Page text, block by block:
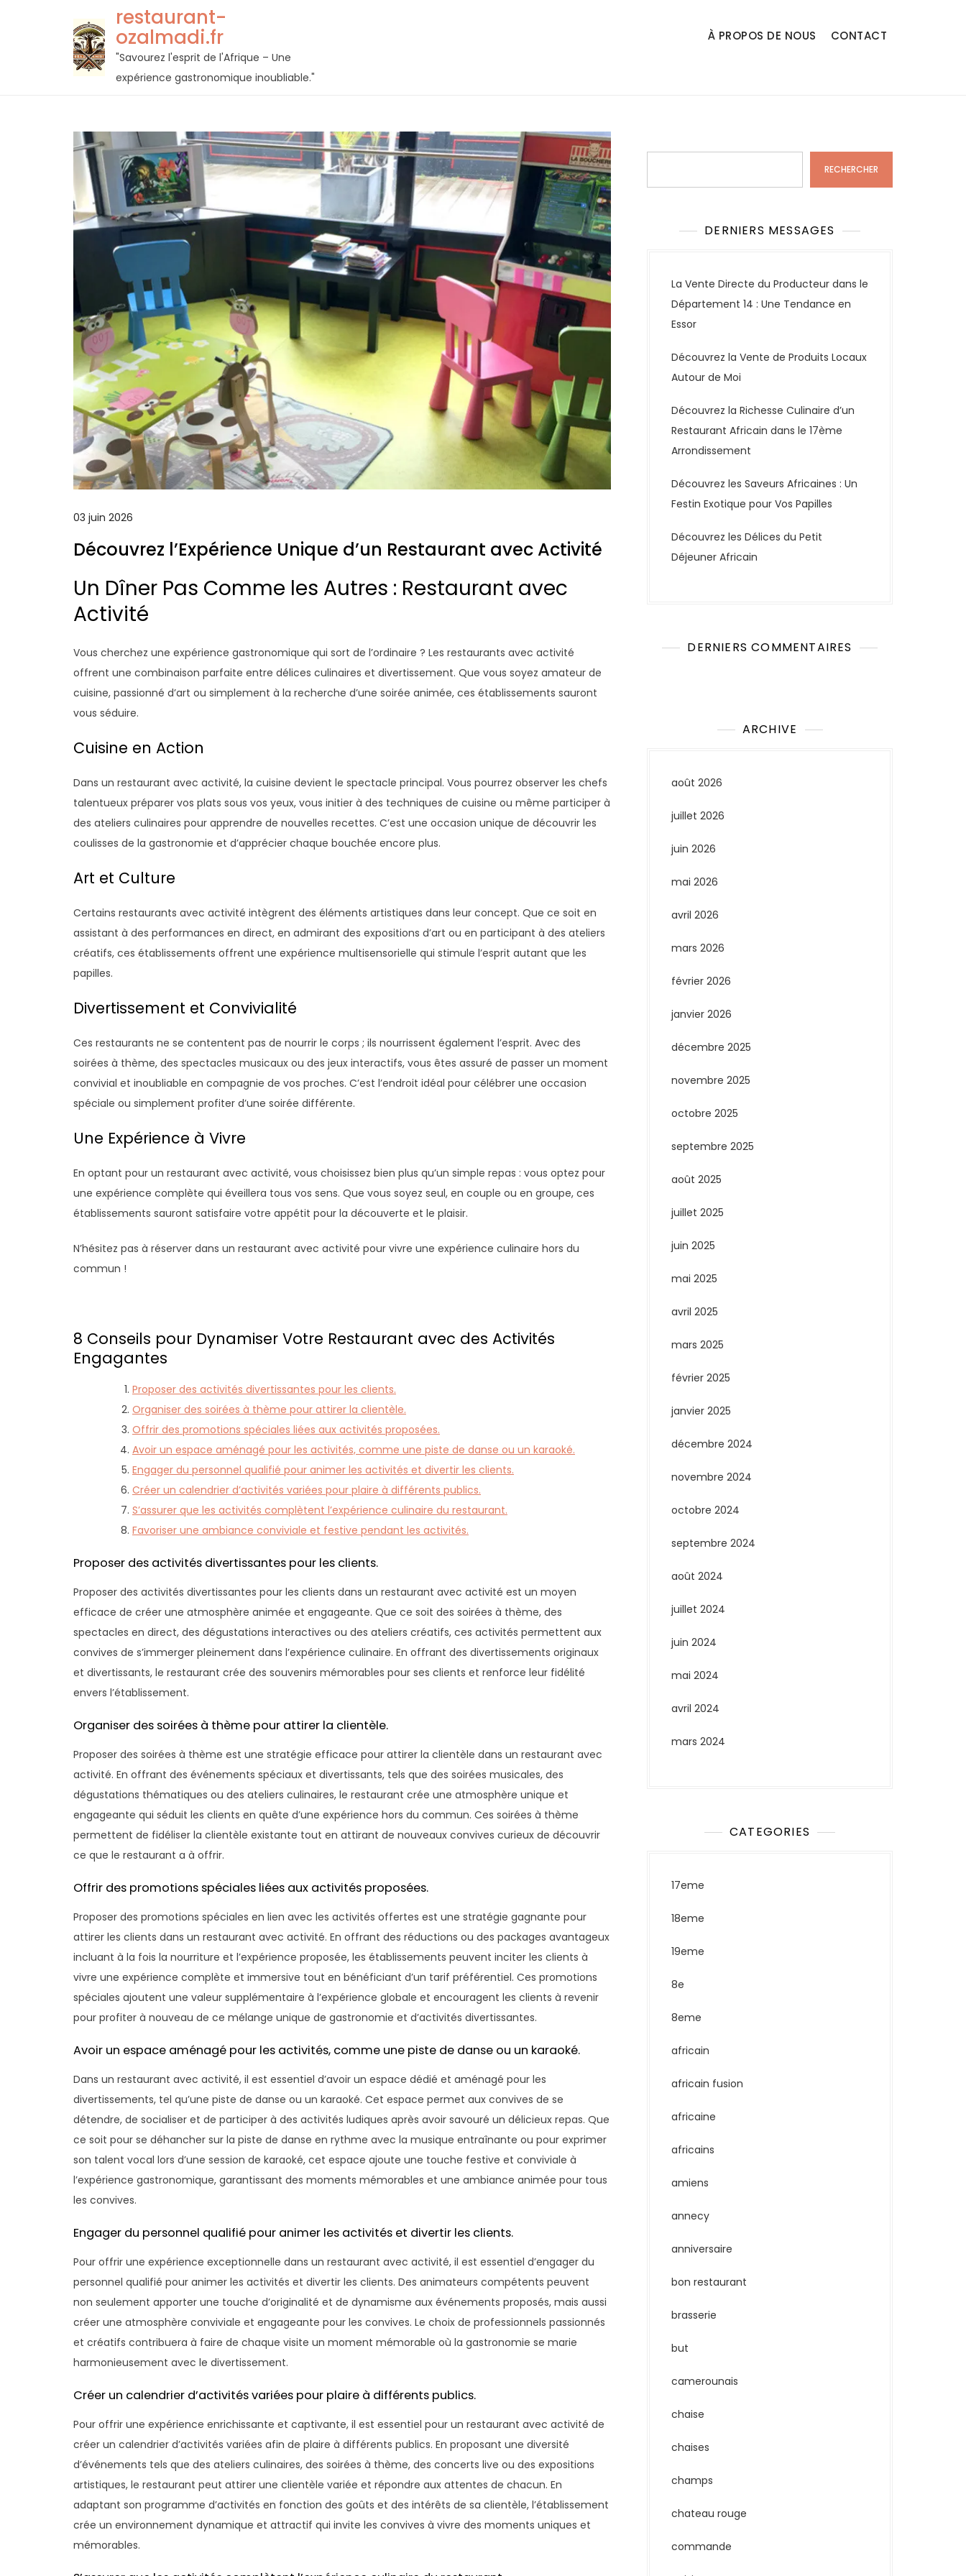
restaurant-
ozalmadi.fr
"Savourez l'esprit de l'Afrique – Une
expérience gastronomique inoubliable."
À PROPOS DE NOUS CONTACT
03 juin 2026
Découvrez l’Expérience Unique d’un Restaurant avec Activité
Un Dîner Pas Comme les Autres : Restaurant avec
Activité
Vous cherchez une expérience gastronomique qui sort de l’ordinaire ? Les restaurants avec activité
offrent une combinaison parfaite entre délices culinaires et divertissement. Que vous soyez amateur de
cuisine, passionné d’art ou simplement à la recherche d’une soirée animée, ces établissements sauront
vous séduire.
Cuisine en Action
Dans un restaurant avec activité, la cuisine devient le spectacle principal. Vous pourrez observer les chefs
talentueux préparer vos plats sous vos yeux, vous initier à des techniques de cuisine ou même participer à
des ateliers culinaires pour apprendre de nouvelles recettes. C’est une occasion unique de découvrir les
coulisses de la gastronomie et d’apprécier chaque bouchée encore plus.
Art et Culture
Certains restaurants avec activité intègrent des éléments artistiques dans leur concept. Que ce soit en
assistant à des performances en direct, en admirant des expositions d’art ou en participant à des ateliers
créatifs, ces établissements offrent une expérience multisensorielle qui stimule l’esprit autant que les
papilles.
Divertissement et Convivialité
Ces restaurants ne se contentent pas de nourrir le corps ; ils nourrissent également l’esprit. Avec des
soirées à thème, des spectacles musicaux ou des jeux interactifs, vous êtes assuré de passer un moment
convivial et inoubliable en compagnie de vos proches. C’est l’endroit idéal pour célébrer une occasion
spéciale ou simplement profiter d’une soirée différente.
Une Expérience à Vivre
En optant pour un restaurant avec activité, vous choisissez bien plus qu’un simple repas : vous optez pour
une expérience complète qui éveillera tous vos sens. Que vous soyez seul, en couple ou en groupe, ces
établissements sauront satisfaire votre appétit pour la découverte et le plaisir.
N’hésitez pas à réserver dans un restaurant avec activité pour vivre une expérience culinaire hors du
commun !
8 Conseils pour Dynamiser Votre Restaurant avec des Activités
Engagantes
Proposer des activités divertissantes pour les clients.
Organiser des soirées à thème pour attirer la clientèle.
Offrir des promotions spéciales liées aux activités proposées.
Avoir un espace aménagé pour les activités, comme une piste de danse ou un karaoké.
Engager du personnel qualifié pour animer les activités et divertir les clients.
Créer un calendrier d’activités variées pour plaire à différents publics.
S’assurer que les activités complètent l’expérience culinaire du restaurant.
Favoriser une ambiance conviviale et festive pendant les activités.
Proposer des activités divertissantes pour les clients.
Proposer des activités divertissantes pour les clients dans un restaurant avec activité est un moyen
efficace de créer une atmosphère animée et engageante. Que ce soit des soirées à thème, des
spectacles en direct, des dégustations interactives ou des ateliers créatifs, ces activités permettent aux
convives de s’immerger pleinement dans l’expérience culinaire. En offrant des divertissements originaux
et divertissants, le restaurant crée des souvenirs mémorables pour ses clients et renforce leur fidélité
envers l’établissement.
Organiser des soirées à thème pour attirer la clientèle.
Proposer des soirées à thème est une stratégie efficace pour attirer la clientèle dans un restaurant avec
activité. En offrant des événements spéciaux et divertissants, tels que des soirées musicales, des
dégustations thématiques ou des ateliers culinaires, le restaurant crée une atmosphère unique et
engageante qui séduit les clients en quête d’une expérience hors du commun. Ces soirées à thème
permettent de fidéliser la clientèle existante tout en attirant de nouveaux convives curieux de découvrir
ce que le restaurant a à offrir.
Offrir des promotions spéciales liées aux activités proposées.
Proposer des promotions spéciales en lien avec les activités offertes est une stratégie gagnante pour
attirer les clients dans un restaurant avec activité. En offrant des réductions ou des packages avantageux
incluant à la fois la nourriture et l’expérience proposée, les établissements peuvent inciter les clients à
vivre une expérience complète et immersive tout en bénéficiant d’un tarif préférentiel. Ces promotions
spéciales ajoutent une valeur supplémentaire à l’expérience globale et encouragent les clients à revenir
pour profiter à nouveau de ce mélange unique de gastronomie et d’activités divertissantes.
Avoir un espace aménagé pour les activités, comme une piste de danse ou un karaoké.
Dans un restaurant avec activité, il est essentiel d’avoir un espace dédié et aménagé pour les
divertissements, tel qu’une piste de danse ou un karaoké. Cet espace permet aux convives de se
détendre, de socialiser et de participer à des activités ludiques après avoir savouré un délicieux repas. Que
ce soit pour se déhancher sur la piste de danse en rythme avec la musique entraînante ou pour exprimer
son talent vocal lors d’une session de karaoké, cet espace ajoute une touche festive et conviviale à
l’expérience gastronomique, garantissant des moments mémorables et une ambiance animée pour tous
les convives.
Engager du personnel qualifié pour animer les activités et divertir les clients.
Pour offrir une expérience exceptionnelle dans un restaurant avec activité, il est essentiel d’engager du
personnel qualifié pour animer les activités et divertir les clients. Des animateurs compétents peuvent
non seulement apporter une touche d’originalité et de dynamisme aux événements proposés, mais aussi
créer une atmosphère conviviale et engageante pour les convives. Le choix de professionnels passionnés
et créatifs contribuera à faire de chaque visite un moment mémorable où la gastronomie se marie
harmonieusement avec le divertissement.
Créer un calendrier d’activités variées pour plaire à différents publics.
Pour offrir une expérience enrichissante et captivante, il est essentiel pour un restaurant avec activité de
créer un calendrier d’activités variées afin de plaire à différents publics. En proposant une diversité
d’événements tels que des ateliers culinaires, des soirées à thème, des concerts live ou des expositions
artistiques, le restaurant peut attirer une clientèle variée et répondre aux attentes de chacun. En
adaptant son programme d’activités en fonction des goûts et des intérêts de sa clientèle, l’établissement
crée un environnement dynamique et attractif qui invite les convives à vivre des moments uniques et
mémorables.
RECHERCHER
DERNIERS MESSAGES
La Vente Directe du Producteur dans le
Département 14 : Une Tendance en
Essor
Découvrez la Vente de Produits Locaux
Autour de Moi
Découvrez la Richesse Culinaire d’un
Restaurant Africain dans le 17ème
Arrondissement
Découvrez les Saveurs Africaines : Un
Festin Exotique pour Vos Papilles
Découvrez les Délices du Petit
Déjeuner Africain
DERNIERS COMMENTAIRES
ARCHIVE
août 2026
juillet 2026
juin 2026
mai 2026
avril 2026
mars 2026
février 2026
janvier 2026
décembre 2025
novembre 2025
octobre 2025
septembre 2025
août 2025
juillet 2025
juin 2025
mai 2025
avril 2025
mars 2025
février 2025
janvier 2025
décembre 2024
novembre 2024
octobre 2024
septembre 2024
août 2024
juillet 2024
juin 2024
mai 2024
avril 2024
mars 2024
CATEGORIES
17eme
18eme
19eme
8e
8eme
africain
africain fusion
africaine
africains
amiens
annecy
anniversaire
bon restaurant
brasserie
but
camerounais
chaise
chaises
champs
chateau rouge
commande